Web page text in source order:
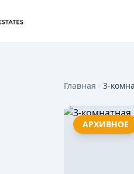
Главная 3-
АРХИВНОЕ